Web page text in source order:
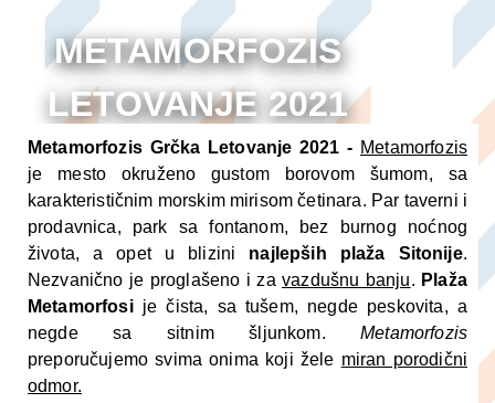
METAMORFOZIS
LETOVANJE 2021
ARANŽMANI
Metamorfozis Grčka Letovanje 2021 - Metamorfozis
je mesto okruženo gustom borovom šumom, sa
karakterističnim morskim mirisom četinara. Par taverni i
prodavnica, park sa fontanom, bez burnog noćnog
života, a opet u blizini najlepših plaža Sitonije.
Nezvanično je proglašeno i zavazdušnu banju. Plaža
Metamorfosije čista, sa tušem, negde peskovita, a
negde sa sitnim šljunkom.Metamorfozis
preporučujemo svima onima koji žele miran porodični
odmor.